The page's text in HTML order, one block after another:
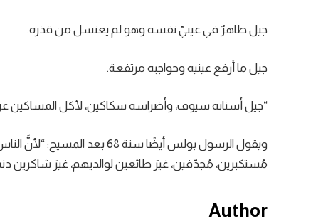
جيل طاهرٌ في عينيّ نفسه وهو لم يغتسل من قذره.
جيل ما أرفع عينيه وحواجبه مرتفعة.
“جيل أسنانه سيوف، وأضراسه سكاكين، لأكل المساكين
ويقول الرسول بولس أيضًا سنة
مُستكبرين، مُجدّفين، غيرَ طائعين لوالديهم، غيرَ شاكرين
Author